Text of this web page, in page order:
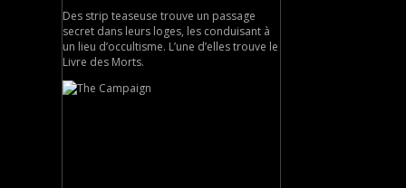
Des strip teaseuse trouve un passage
secret dans leurs loges, les conduisant à
un lieu d’occultisme. L’une d’elles trouve le
Livre des Morts.